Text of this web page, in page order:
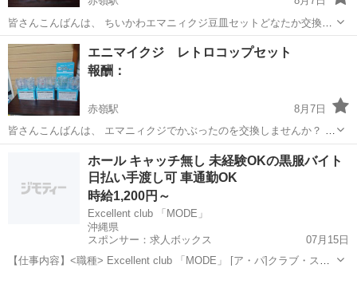
皆さんこんばんは、 ちいかわエマニィクジ豆皿セットどなたか交換し
ませんか？ (求)ちいかわとうさぎ またはちいかわの風鈴🎐欲しいで
す、 (譲)ラッコとシーサー できる方居ましたら、宜しくお願い致しま
す、
沖縄 糸満市 赤嶺駅 交換したい
エニマイクジ レトロコップセット
報酬：
赤嶺駅
8月7日
皆さんこんばんは、 エマニィクジでかぶったのを交換しませんか？ レ
トロコップセット (求) ハチワレとラッコ またはちいかわの風鈴🎐欲し
赤嶺駅 交換したい
ホール キャッチ無し 未経験OKの黒服バイト
日払い手渡し可 車通勤OK
時給1,200円～
Excellent club 「MODE」
沖縄県
スポンサー：求人ボックス
07月15日
【仕事内容】<職種> Excellent club 「MODE」 [ア・パ]クラブ・スナ